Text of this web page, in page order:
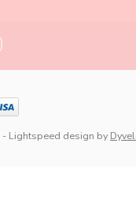
- Lightspeed design by